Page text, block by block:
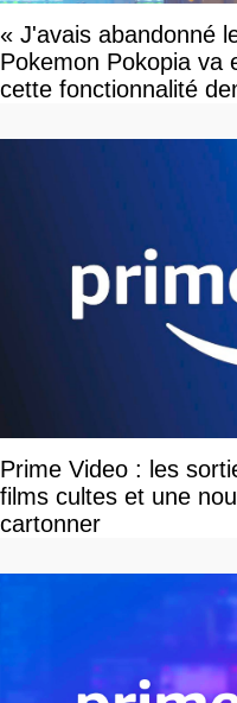
« J'avais abandonné
Pokemon Pokopia va
cette fonctionnalité
Prime Video : les
films cultes et une
cartonner